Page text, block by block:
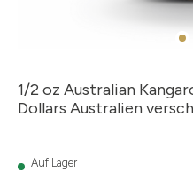
1/2 oz Australian
Dollars Australien
Auf Lager